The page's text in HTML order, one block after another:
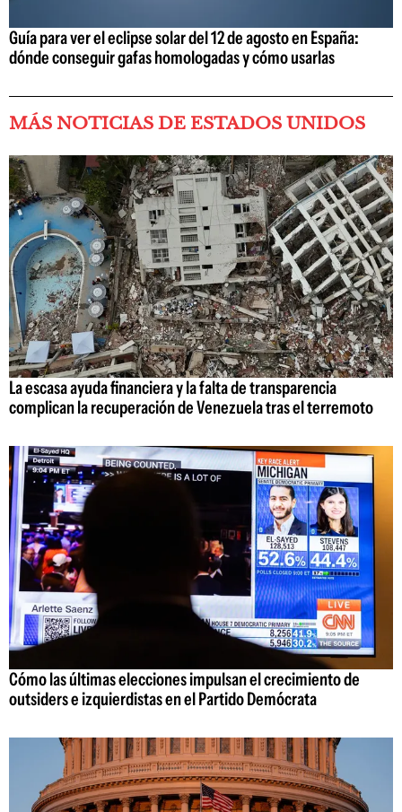
Guía para ver el eclipse solar del 12 de agosto en España:
dónde conseguir gafas homologadas y cómo usarlas
MÁS NOTICIAS DE ESTADOS UNIDOS
La escasa ayuda financiera y la falta de transparencia
complican la recuperación de Venezuela tras el terremoto
Cómo las últimas elecciones impulsan el crecimiento de
outsiders e izquierdistas en el Partido Demócrata